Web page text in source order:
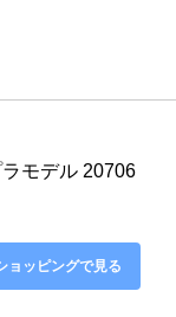
モデル 20706
ョッピングで見る